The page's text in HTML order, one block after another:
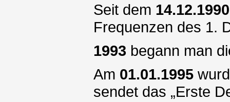
Seit dem 14.12.1990
Frequenzen des 1.
1993 begann man
Am 01.01.1995
sendet das „Erste